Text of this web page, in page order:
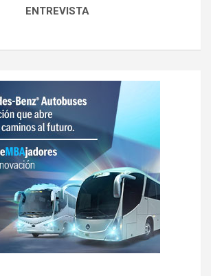
ENTREVISTA